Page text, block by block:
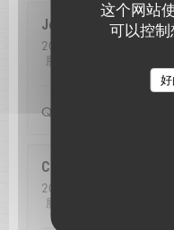
这个网站
可以控制
Jean louis D
2026-07-24
服务
Qualite de l'accueil
Christoffer
2026-07-23
- 13:15 -
服务